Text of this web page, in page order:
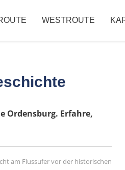
WESTROUTE
Ordensburg. Erfahre,